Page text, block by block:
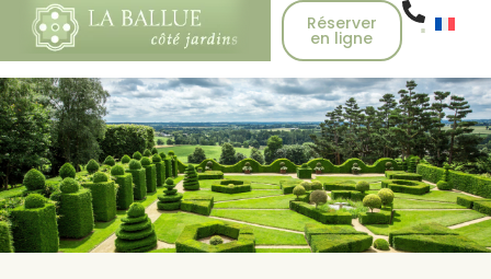
Réserver
en ligne